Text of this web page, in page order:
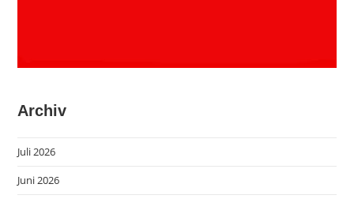
Archiv
Juli 2026
Juni 2026